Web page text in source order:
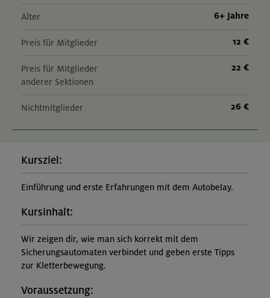
Alter 6+ Jahre
Preis für Mitglieder 12 €
Preis für Mitglieder
anderer Sektionen
22 €
Nichtmitglieder 26 €
Kursziel:
Einführung und erste Erfahrungen mit dem Autobelay.
Kursinhalt:
Wir zeigen dir, wie man sich korrekt mit dem
Sicherungsautomaten verbindet und geben erste Tipps
zur Kletterbewegung.
Voraussetzung: